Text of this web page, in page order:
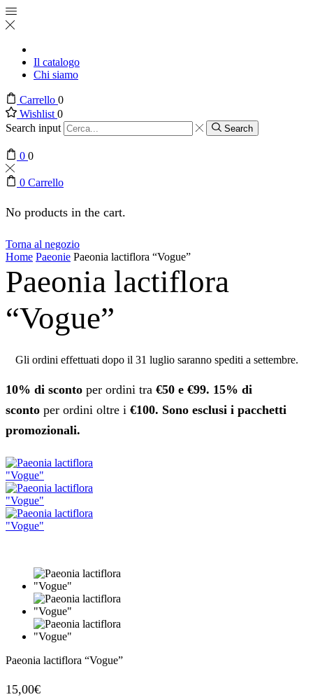
Il catalogo
Chi siamo
Carrello 0
Wishlist 0
Search input
Search
0 0
0 Carrello
No products in the cart.
Torna al negozio
Home Paeonie Paeonia lactiflora “Vogue”
Paeonia lactiflora
“Vogue”
Gli ordini effettuati dopo il 31 luglio saranno spediti a settembre.
10% di sconto per ordini tra €50 e €99. 15% di
sconto per ordini oltre i €100. Sono esclusi i pacchetti
promozionali.
Paeonia lactiflora “Vogue”
15,00€